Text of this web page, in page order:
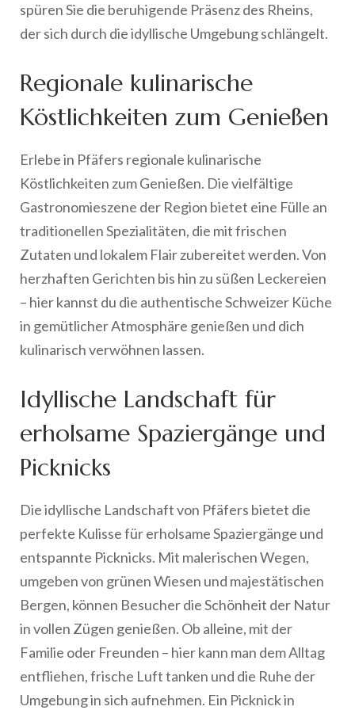
spüren Sie die beruhigende Präsenz des Rheins,
der sich durch die idyllische Umgebung schlängelt.
Regionale kulinarische
Köstlichkeiten zum Genießen
Erlebe in Pfäfers regionale kulinarische
Köstlichkeiten zum Genießen. Die vielfältige
Gastronomieszene der Region bietet eine Fülle an
traditionellen Spezialitäten, die mit frischen
Zutaten und lokalem Flair zubereitet werden. Von
herzhaften Gerichten bis hin zu süßen Leckereien
– hier kannst du die authentische Schweizer Küche
in gemütlicher Atmosphäre genießen und dich
kulinarisch verwöhnen lassen.
Idyllische Landschaft für
erholsame Spaziergänge und
Picknicks
Die idyllische Landschaft von Pfäfers bietet die
perfekte Kulisse für erholsame Spaziergänge und
entspannte Picknicks. Mit malerischen Wegen,
umgeben von grünen Wiesen und majestätischen
Bergen, können Besucher die Schönheit der Natur
in vollen Zügen genießen. Ob alleine, mit der
Familie oder Freunden – hier kann man dem Alltag
entfliehen, frische Luft tanken und die Ruhe der
Umgebung in sich aufnehmen. Ein Picknick in